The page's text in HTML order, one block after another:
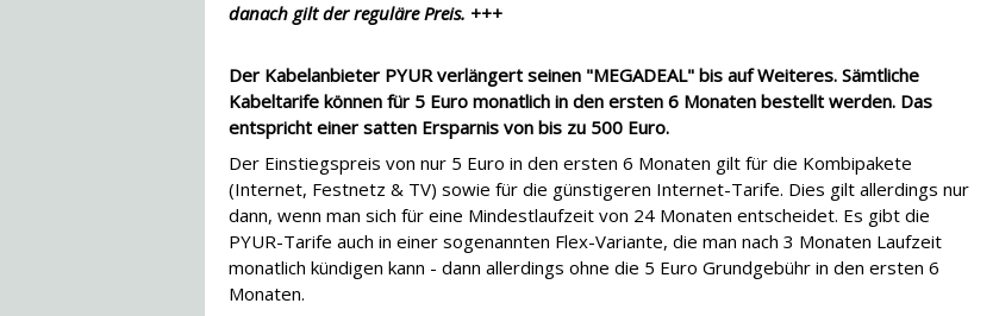
danach gilt der reguläre Preis. +++
Der Kabelanbieter PYUR verlängert seinen "MEGADEAL" bis auf Weiteres. Sämtliche
Kabeltarife können für 5 Euro monatlich in den ersten 6 Monaten bestellt werden. Das
entspricht einer satten Ersparnis von bis zu 500 Euro.
Der Einstiegspreis von nur 5 Euro in den ersten 6 Monaten gilt für die Kombipakete
(Internet, Festnetz & TV) sowie für die günstigeren Internet-Tarife. Dies gilt allerdings nur
dann, wenn man sich für eine Mindestlaufzeit von 24 Monaten entscheidet. Es gibt die
PYUR-Tarife auch in einer sogenannten Flex-Variante, die man nach 3 Monaten Laufzeit
monatlich kündigen kann - dann allerdings ohne die 5 Euro Grundgebühr in den ersten 6
Monaten.